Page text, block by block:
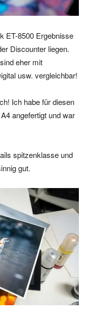
ET-8500 Ergebnisse
Discounter liegen.
eher mit
usw. vergleichbar!
Ich habe für diesen
angefertigt und war
spitzenklasse und
gut.